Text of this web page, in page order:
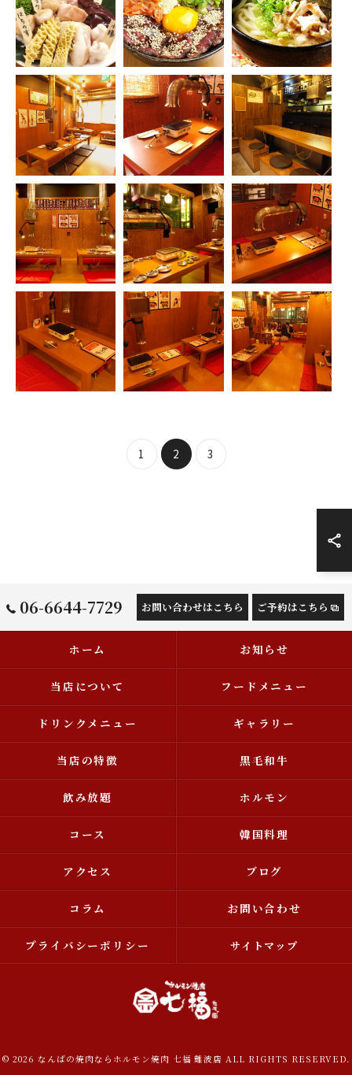
1 2 3
06-6644-7729 お問い合わせはこちら ご予約はこちら
ホーム お知らせ
当店について フードメニュー
ドリンクメニュー ギャラリー
当店の特徴 黒毛和牛
飲み放題 ホルモン
コース 韓国料理
アクセス ブログ
コラム お問い合わせ
プライバシーポリシー サイトマップ
© 2026 なんばの焼肉ならホルモン焼肉 七福 難波店 ALL RIGHTS RESERVED.